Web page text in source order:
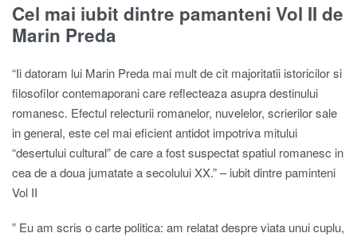
Cel mai iubit dintre pamanteni Vol II de
Marin Preda
“Ii datoram lui Marin Preda mai mult de cit majoritatii istoricilor si
filosofilor contemaporani care reflecteaza asupra destinului
romanesc. Efectul relecturii romanelor, nuvelelor, scrierilor sale
in general, este cel mai eficient antidot impotriva mitului
“desertului cultural” de care a fost suspectat spatiul romanesc in
cea de a doua jumatate a secolului XX.” – iubit dintre paminteni
Vol II
” Eu am scris o carte politica: am relatat despre viata unui cuplu,